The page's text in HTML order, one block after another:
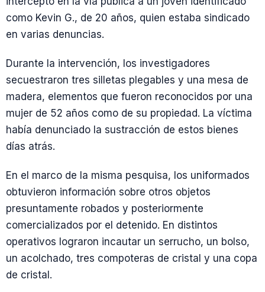
como Kevin G., de 20 años, quien estaba sindicado
en varias denuncias.
Durante la intervención, los investigadores
secuestraron tres silletas plegables y una mesa de
madera, elementos que fueron reconocidos por una
mujer de 52 años como de su propiedad. La víctima
había denunciado la sustracción de estos bienes
días atrás.
En el marco de la misma pesquisa, los uniformados
obtuvieron información sobre otros objetos
presuntamente robados y posteriormente
comercializados por el detenido. En distintos
operativos lograron incautar un serrucho, un bolso,
un acolchado, tres compoteras de cristal y una copa
de cristal.